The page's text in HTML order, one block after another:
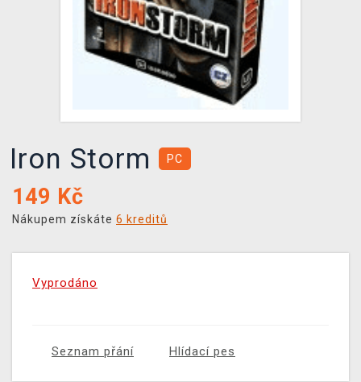
TCG & BOARDGAME HUB
VÝKUP HER (BAZAR)
Iron Storm PC
149 Kč
Nákupem získáte 6 kreditů
Vyprodáno
Seznam přání Hlídací pes